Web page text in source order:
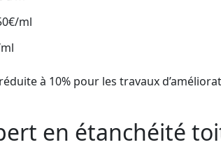
ml
à 10% pour les travaux
en étanchéité